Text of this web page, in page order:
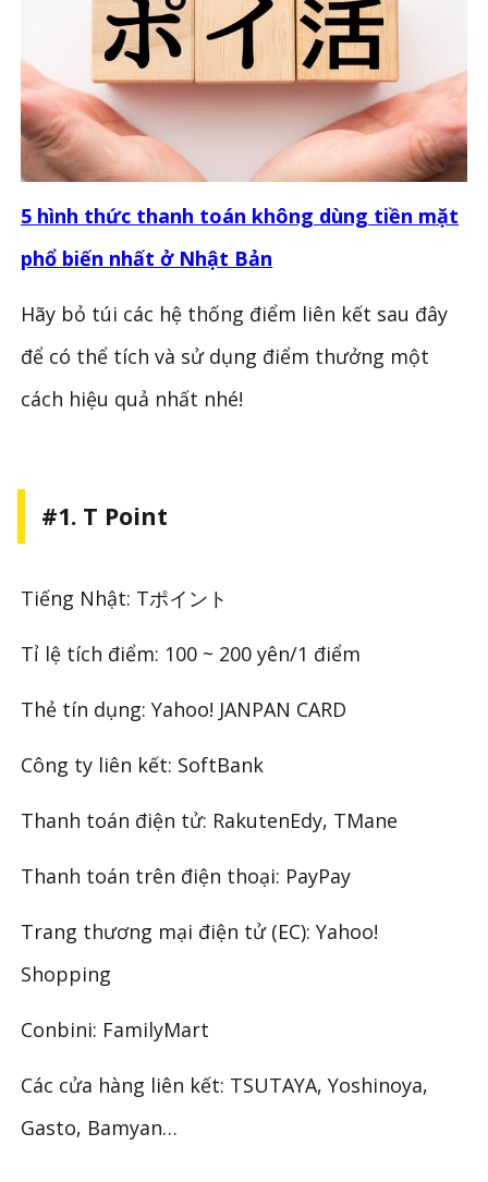
5 hình thức thanh toán không dùng tiền mặt
phổ biến nhất ở Nhật Bản
Hãy bỏ túi các hệ thống điểm liên kết sau đây
để có thể tích và sử dụng điểm thưởng một
cách hiệu quả nhất nhé!
#1. T Point
Tiếng Nhật: Tポイント
Tỉ lệ tích điểm: 100 ~ 200 yên/1 điểm
Thẻ tín dụng: Yahoo! JANPAN CARD
Công ty liên kết: SoftBank
Thanh toán điện tử: RakutenEdy, TMane
Thanh toán trên điện thoại: PayPay
Trang thương mại điện tử (EC): Yahoo!
Shopping
Conbini: FamilyMart
Các cửa hàng liên kết: TSUTAYA, Yoshinoya,
Gasto, Bamyan…